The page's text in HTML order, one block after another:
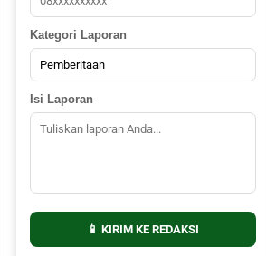
Kategori Laporan
Isi Laporan
📱 KIRIM KE REDAKSI